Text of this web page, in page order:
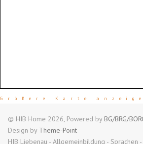
Größere Karte
© HIB Home 2026, Powered by BG/BRG/
Design by Theme-Point
HIB Liebenau - Allgemeinbildung - Sprachen